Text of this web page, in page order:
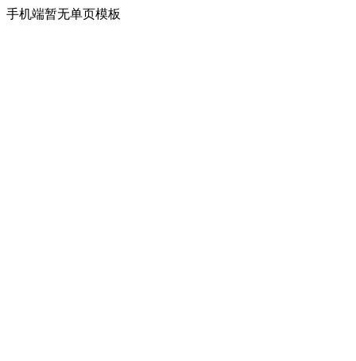
手机端暂无单页模板